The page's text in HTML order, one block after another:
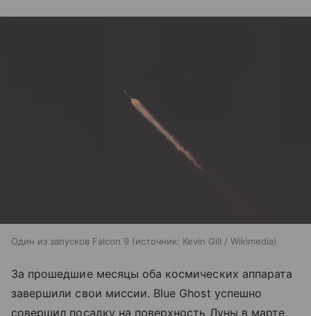
Один из запусков Falcon 9 источник: Kevin Gill / Wikimedia
За прошедшие месяцы оба космических аппарата
завершили свои миссии. Blue Ghost успешно
совершил посадку на поверхность Луны в марте